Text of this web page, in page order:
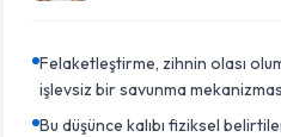
Felaketleştirme, zihnin olası
işlevsiz bir savunma
Bu düşünce kalıbı fiziksel